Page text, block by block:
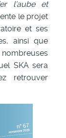
l’aube et
le projet
et ses
ainsi que
SKA sera
retrouver